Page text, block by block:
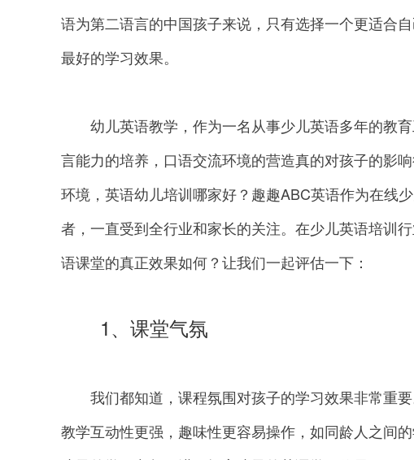
语为第二语言的中国孩子来说，只有选择一个更适合
最好的学习效果。
幼儿英语教学，作为一名从事少儿英语多年的教
言能力的培养，口语交流环境的营造真的对孩子的影
环境，英语幼儿培训哪家好？趣趣ABC英语作为在线
者，一直受到全行业和家长的关注。在少儿英语培训
语课堂的真正效果如何？让我们一起评估一下：
1、课堂气氛
我们都知道，课程氛围对孩子的学习效果非常重要
教学互动性更强，趣味性更容易操作，如同龄人之间